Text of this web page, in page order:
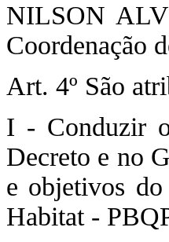
NILSON
Coordenação
Art. 4º São
I - Conduzir o
Decreto e no
e objetivos
Habitat -